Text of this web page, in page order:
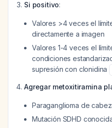
Si positivo:
Valores >4 veces el
directamente a imagen
Valores 1-4 veces el
condiciones
supresión con clonidina
Agregar metoxitiramina
Paraganglioma de
Mutación SDHD